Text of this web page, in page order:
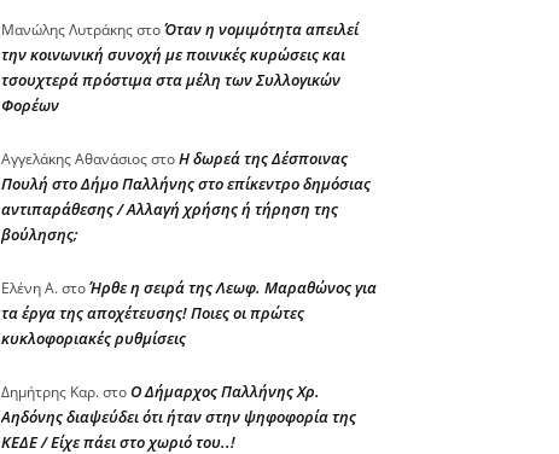
Μανώλης ΛυτράκηςστοΌταν η νομιμότητα απειλεί
την κοινωνική συνοχή με ποινικές κυρώσεις και
τσουχτερά πρόστιμα στα μέλη των Συλλογικών
Φορέων
Αγγελάκης ΑθανάσιοςστοΗ δωρεά της Δέσποινας
Πουλή στο Δήμο Παλλήνης στο επίκεντρο δημόσιας
αντιπαράθεσης / Αλλαγή χρήσης ή τήρηση της
βούλησης;
Ελένη Α.στοΉρθε η σειρά της Λεωφ. Μαραθώνος για
τα έργα της αποχέτευσης! Ποιες οι πρώτες
κυκλοφοριακές ρυθμίσεις
Δημήτρης Καρ.στοΟ Δήμαρχος Παλλήνης Χρ.
Αηδόνης διαψεύδει ότι ήταν στην ψηφοφορία της
ΚΕΔΕ / Είχε πάει στο χωριό του..!